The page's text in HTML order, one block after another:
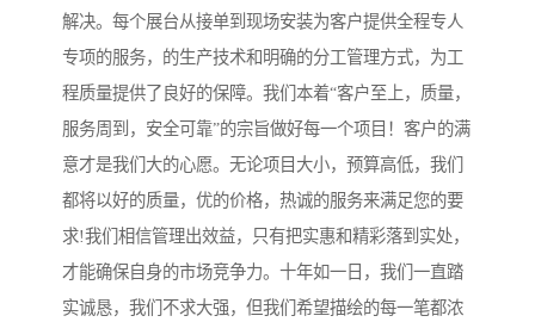
解决。每个展台从接单到现场安装为客户提供全程专人
专项的服务，的生产技术和明确的分工管理方式，为工
程质量提供了良好的保障。我们本着“客户至上，质量，
服务周到，安全可靠”的宗旨做好每一个项目！客户的满
意才是我们大的心愿。无论项目大小，预算高低，我们
都将以好的质量，优的价格，热诚的服务来满足您的要
求!我们相信管理出效益，只有把实惠和精彩落到实处，
才能确保自身的市场竞争力。十年如一日，我们一直踏
实诚恳，我们不求大强，但我们希望描绘的每一笔都浓